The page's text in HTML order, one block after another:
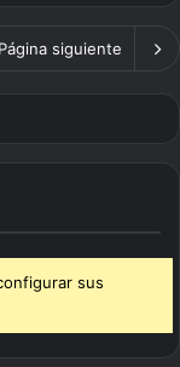
Página siguiente
sus